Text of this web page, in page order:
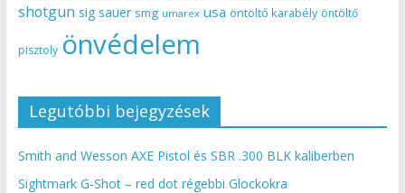
shotgun sig sauer smg umarex usa öntöltő karabély öntöltő
pisztoly önvédelem
Legutóbbi bejegyzések
Smith and Wesson AXE Pistol és SBR .300 BLK kaliberben
Sightmark G-Shot – red dot régebbi Glockokra